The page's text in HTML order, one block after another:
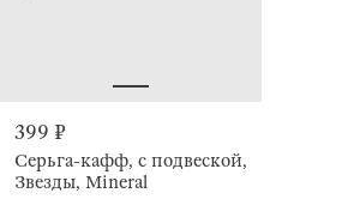
399 ₽
Серьга-кафф, с подвеской,
Звезды, Mineral